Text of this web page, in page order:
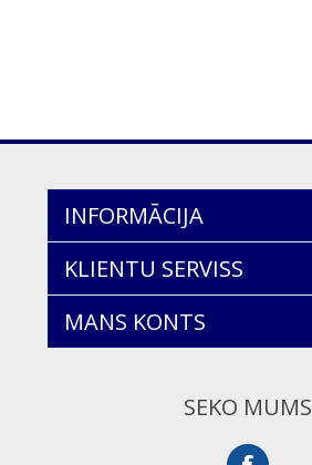
INFORMĀCIJA
KLIENTU SERVISS
MANS KONTS
SEKO MUMS